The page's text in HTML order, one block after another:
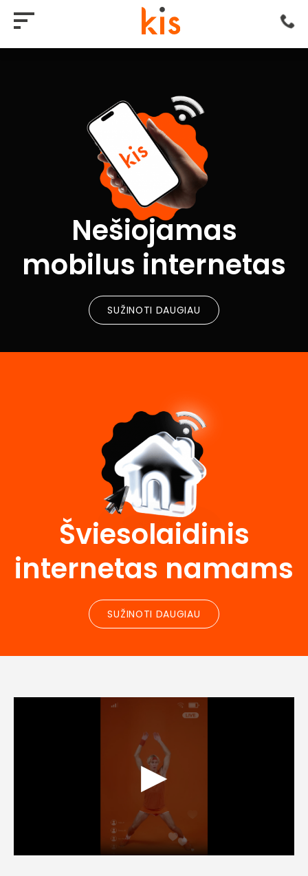
Nešiojamas
mobilus internetas
SUŽINOTI DAUGIAU
Šviesolaidinis
internetas namams
SUŽINOTI DAUGIAU
▶